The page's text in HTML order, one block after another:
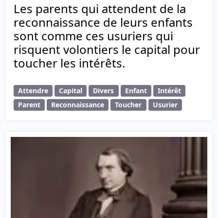
Les parents qui attendent de la
reconnaissance de leurs enfants
sont comme ces usuriers qui
risquent volontiers le capital pour
toucher les intérêts.
Attendre Capital Divers Enfant
Intérêt
Parent
Reconnaissance Toucher Usurier